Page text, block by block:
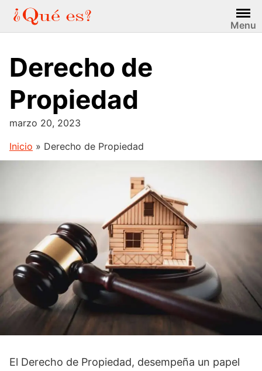
Saltar
contenido
Menu
Derecho de
Propiedad
marzo 20, 2023
Inicio » Derecho de Propiedad
El Derecho de Propiedad, desempeña un papel